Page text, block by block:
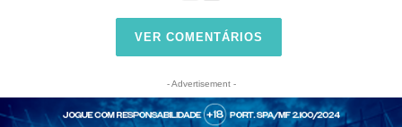
VER COMENTÁRIOS
- Advertisement -